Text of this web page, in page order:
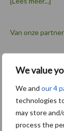
We value
We and our 4
technologies
may store
process the
Van onze